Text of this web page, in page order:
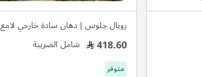
رويال جلوس | دهان سادة خارجي لامع
418.60 شامل الضريبة
متوفر